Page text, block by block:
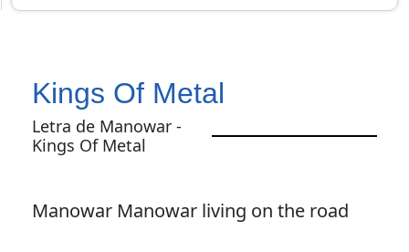
Kings Of Metal
Letra de Manowar -
Kings Of Metal
Manowar Manowar living on the road